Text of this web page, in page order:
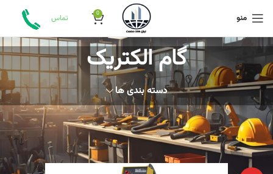
منو 0 تماس
گام الکتریک
دسته بندی ها
خانه محصول برندگام الکتریک